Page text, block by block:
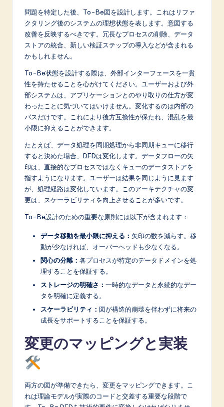
問題を特定した後、To-Be図を設計します。これはリファ
クタリング後のシステムの理想状態を表します。意図する
改善を反映するべきです。冗長なプロセスの削除、データ
ストアの統合、新しい検証ステップの導入などが含まれる
かもしれません。
To-Be状態を設計する際は、外部インターフェースを一貫
性を持たせることを心がけてください。ユーザーおよび外
部システムは、アプリケーションとのやり取りの仕方が変
わったことに気づいてはいけません。変化するのは内部の
パスだけです。これにより後方互換性が保たれ、混乱を最
小限に抑えることができます。
たとえば、データ処理を同期処理から非同期キューに移行
すると決めた場合、DFDは変化します。データフローの矢
印は、直接的なプロセスではなくキューのデータストアを
指すようになります。ユーザーは結果を同じように見ます
が、処理経路は変化しています。このアーキテクチャの変
更は、スケーラビリティを向上させることが多いです。
To-Be設計のための重要な原則には以下が含まれます：
データ移動を最小限に抑える： 矢印の数を減らす。移
動が少なければ、オーバーヘッドも少なくなる。
関心の分離： 各プロセスが特定のデータドメインを処
理することを保証する。
ストレージの明確さ： 一時的なデータと永続的なデー
タを明確に定義する。
スケーラビリティ： 図が構造的崩壊を伴わずに将来の
成長をサポートすることを保証する。
変更のマッピングと実装
両方の図が準備できたら、変更をマッピングできます。こ
れは理論モデルが実際のコードと交差する重要な段階で